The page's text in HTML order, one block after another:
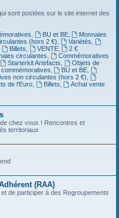
sont postées sur le site internet des
BU et BE,
Monnaies
(hors 2 €) Variétés
Billets VENTE,
2 €
circulantes
Commémoratives
Starterkit Artefacts
Objets de
commémoratives BU et BE
non circulantes (hors 2 €)
de l'Euro, Billets
Achat vente
chez vous ! Rencontres et
territoriaux
(RAA)
de participer à des Regroupements